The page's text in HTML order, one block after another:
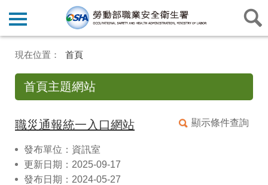
首頁
首頁主題網站
顯示條件查詢
職災通報統一入口網站
發布單位：資訊室
更新日期：2025-09-17
發布日期：2024-05-27